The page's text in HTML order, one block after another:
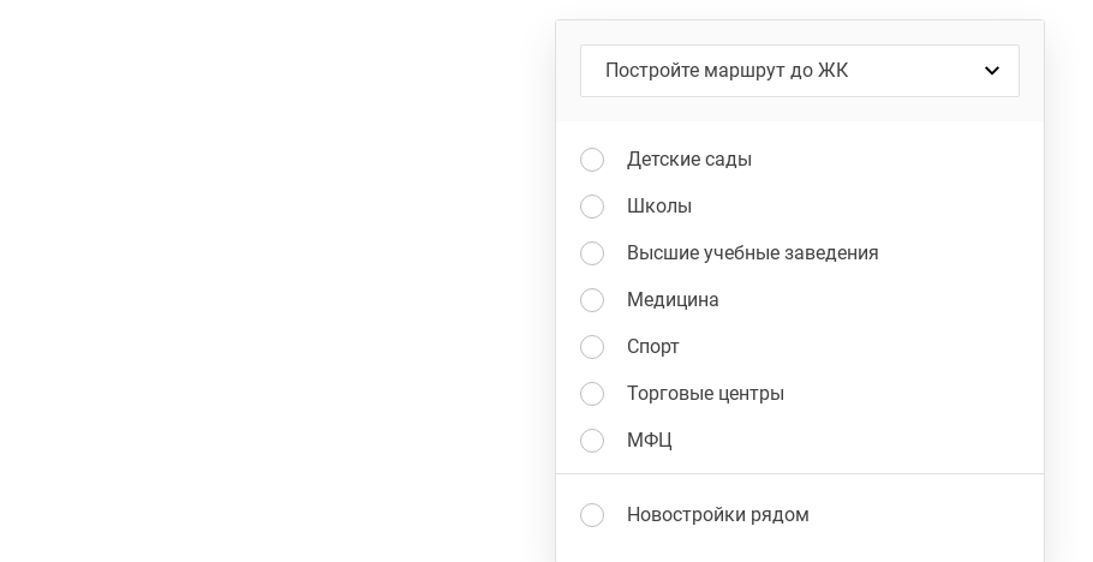
Детские сады
Школы
Высшие учебные заведения
Медицина
Спорт
Торговые центры
МФЦ
Новостройки рядом